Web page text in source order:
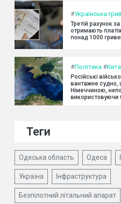
#Українська
Третій рахунок за
отримають
понад 1000
#Політика #
Російські
вантажне судно,
Німеччиною,
використовуючи
Теги
Одеська область Одеса
Україна Інфраструктура
Безпілотний літальний апарат